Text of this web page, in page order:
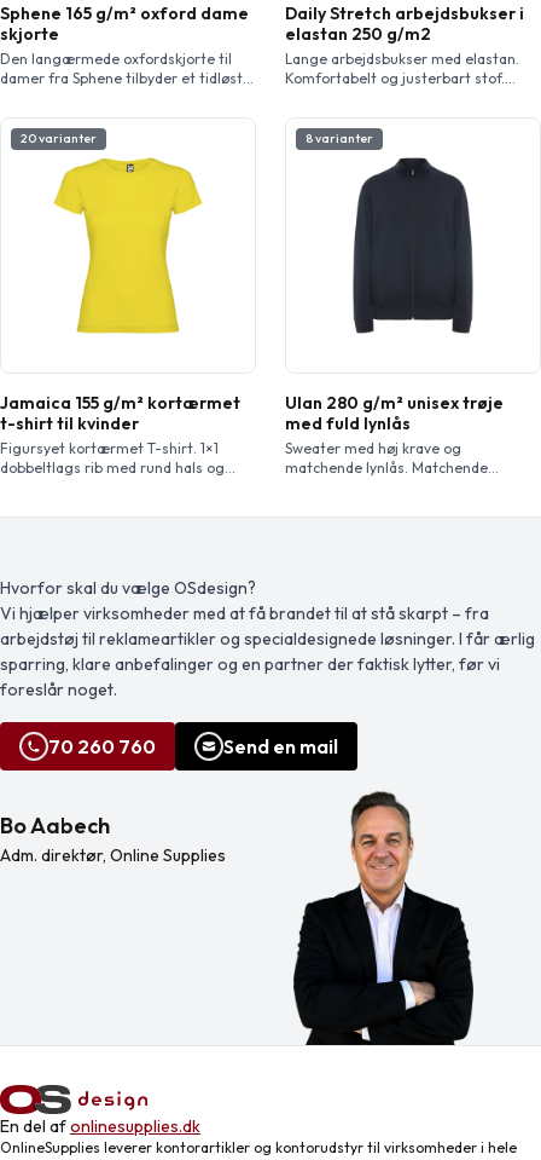
Sphene 165 g/m² oxford dame
skjorte
Den langærmede oxfordskjorte til
damer fra Sphene tilbyder et tidløst
touch. Den er fremstillet af bomuld
af høj kvalitet og giver en glat og
behagelig fornemmelse. Den
klassiske oxfordvævning tilføjer en
diskret tekstur og struktur, hvilket
skaber et velklædt look, der fungerer
lige godt til både professionelle og
afslappede omgivelser. […]
Daily Stretch arbejdsbukser i
elastan 250 g/m2
Lange arbejdsbukser med elastan.
Komfortabelt og justerbart stof.
lommer foran. To funktionelle
baglommer med klap og burebånd
lukning. To funktionelle sidelommer
med klap og burebånd lukning.
Kontrasterende sømme.
20 varianter
Jamaica 155 g/m² kortærmet
t-shirt til kvinder
Figursyet kortærmet T-shirt. 1×1
dobbeltlags rib med rund hals og
8 varianter
Ulan 280 g/m² unisex trøje
med fuld lynlås
Sweater med høj krave og
matchende lynlås. Matchende
Hvorfor skal du vælge OSdesign?
Vi hjælper virksomheder med at få brandet til at stå skarpt – fra
arbejdstøj til reklameartikler og specialdesignede løsninger. I får ærlig
sparring, klare anbefalinger og en partner der faktisk lytter, før vi
foreslår noget.
70 260 760 Send en mail
Bo Aabech
Adm. direktør, Online Supplies
En del afonlinesupplies.dk
OnlineSupplies leverer kontorartikler og kontorudstyr til virksomheder i hele